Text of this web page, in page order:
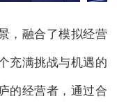
，融合了模拟经营
充满挑战与机遇的
的经营者，通过合